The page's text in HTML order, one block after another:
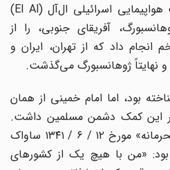
در سال ۱۳۴۱ شمسی، شرکت هواپیمایی اسرائیلی ال‌آل (El Al)
آفریقای جنوبی، را از
داد که از تهران، ایران و
ژوهانسبورگ می‌گذشت.
بود،‌ اما امام خمینی از همان
این کمک دشمن مسلمین داشت.
طبق آنچه از گزارش «خیلی محرمانه» مورخ ۱۲ / ۶ / ۱۳۴۱ ساواک
«من با هیچ یک از کشورهای